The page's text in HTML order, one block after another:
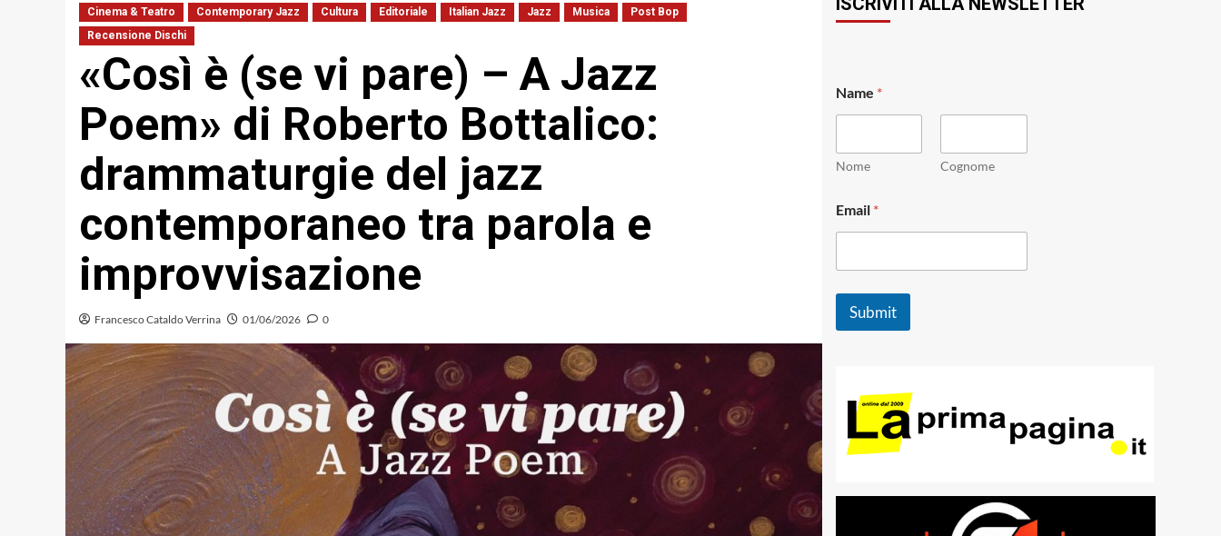
Cinema & Teatro Contemporary Jazz Cultura Editoriale Italian Jazz Jazz Musica
Post Bop
Recensione Dischi
«Così è (se vi pare) – A Jazz
Poem» di Roberto Bottalico:
drammaturgie del jazz
contemporaneo tra parola e
improvvisazione
Francesco Cataldo Verrina 01/06/2026 0
m
a
l
*
m
e
Name *
Nome Cognome
Email *
Submit